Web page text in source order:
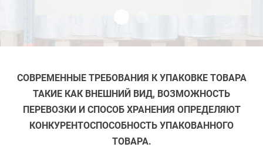
рисунком, пленка с флексопечатью ) на
территории РФ и за ее пределами.
СОВРЕМЕННЫЕ ТРЕБОВАНИЯ К УПАКОВКЕ ТОВАРА
ТАКИЕ КАК ВНЕШНИЙ ВИД, ВОЗМОЖНОСТЬ
ПЕРЕВОЗКИ И СПОСОБ ХРАНЕНИЯ ОПРЕДЕЛЯЮТ
КОНКУРЕНТОСПОСОБНОСТЬ УПАКОВАННОГО
ТОВАРА.